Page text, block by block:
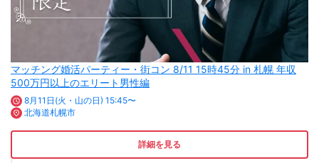
マッチング婚活パーティー・街コン 8/11 15時45分 in 札幌 年収
500万円以上のエリート男性編
8月11日(火・山の日) 15:45〜
北海道札幌市
詳細を見る